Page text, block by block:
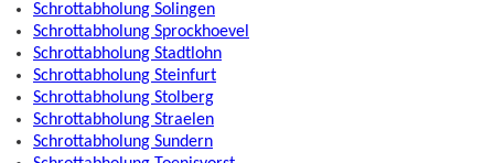
Schrottabholung Solingen
Schrottabholung Sprockhoevel
Schrottabholung Stadtlohn
Schrottabholung Steinfurt
Schrottabholung Stolberg
Schrottabholung Straelen
Schrottabholung Sundern